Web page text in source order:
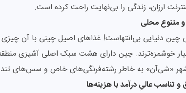
ارزان، زندگی را بی‌نهایت راحت کرده است.
متنوع محلی
دنیایی بی‌انتهاست! غذاهای اصیل چینی با آن چیزی
خوشمزه‌ترند. چین دارای هشت سبک اصلی آشپزی
شهر «شی‌آن» به خاطر رشته‌فرنگی‌های خاص و سس‌های
و تناسب عالیِ درآمد با هزینه‌ها